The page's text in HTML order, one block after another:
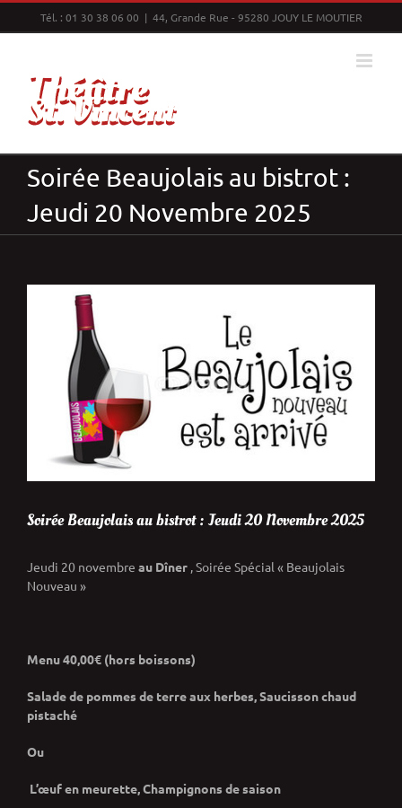
Passer
Tél. : 01 30 38 06 00 | 44, Grande Rue - 95280 JOUY LE MOUTIER
Soirée Beaujolais au bistrot :
Jeudi 20 Novembre 2025
Soirée Beaujolais au bistrot : Jeudi 20 Novembre 2025
Jeudi 20 novembre au Dîner , Soirée Spécial « Beaujolais
Nouveau »
Menu40,00€ (hors boissons)
Salade de pommes de terre aux herbes,Saucisson chaud
pistaché
Ou
L’œuf en meurette,Champignons de saison